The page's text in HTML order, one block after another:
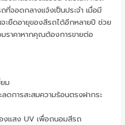
ที่จอดกลางแจ้งเป็นประจำ เมื่อมี
ะยืดอายุของสีรถได้อีกหลายปี ช่วย
มราคาหากคุณต้องการขายต่อ
ม
ลดการสะสมความร้อนตรงฝากระ
งแสง UV เพื่อถนอมสีรถ